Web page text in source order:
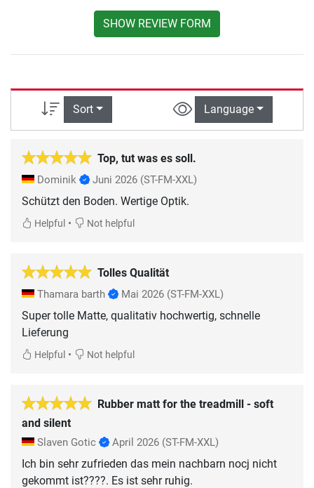
SHOW REVIEW FORM
Sort Language
Top, tut was es soll.
Dominik Juni 2026 (ST-FM-XXL)
Schützt den Boden. Wertige Optik.
Helpful • Not helpful
Tolles Qualität
Thamara barth Mai 2026 (ST-FM-XXL)
Super tolle Matte, qualitativ hochwertig, schnelle
Lieferung
Helpful • Not helpful
Rubber matt for the treadmill - soft
and silent
Slaven Gotic April 2026 (ST-FM-XXL)
Ich bin sehr zufrieden das mein nachbarn nocj nicht
gekommt ist????. Es ist sehr ruhig.